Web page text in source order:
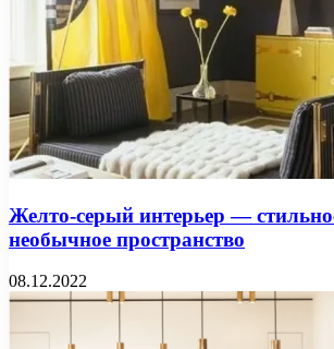
Желто-серый интерьер —
необычное пространство
08.12.2022